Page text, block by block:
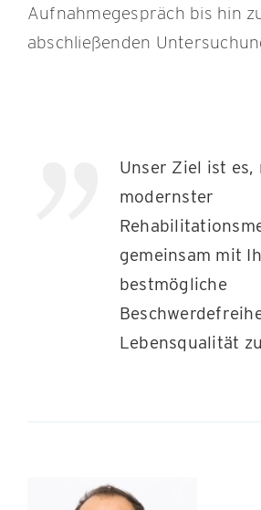
Aufnahmegespräch bis hin
abschließenden
Unser Ziel ist es,
modernster
gemeinsam mit
bestmögliche
Lebensqualität